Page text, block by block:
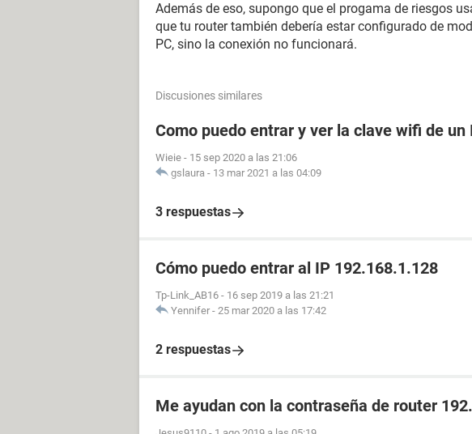
Además de eso, supongo que el progama de riesgos
que tu router también debería estar configurado de
PC, sino la conexión no funcionará.
Discusiones similares
Como puedo entrar y ver la clave wifi de un
Wieie - 15 sep 2020 a las 21:06
gslaura - 13 mar 2021 a las 04:09
3 respuestas
Cómo puedo entrar al IP 192.168.1.128
Tp-Link_AB16 - 16 sep 2019 a las 21:21
Yennifer - 25 mar 2020 a las 17:42
2 respuestas
Me ayudan con la contraseña de router